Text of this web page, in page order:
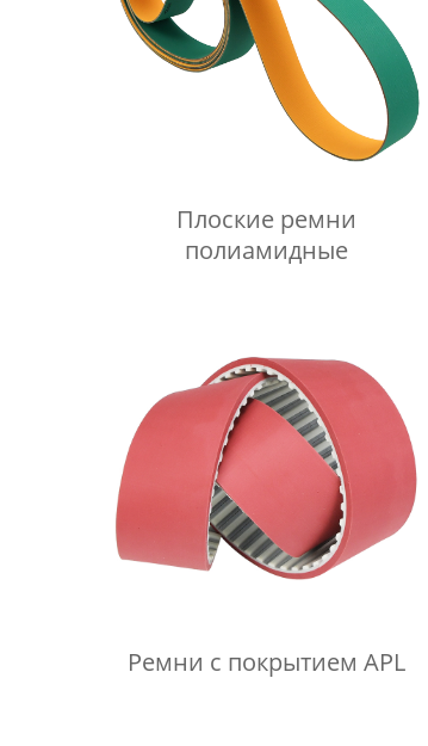
Плоские ремни
полиамидные
Ремни с покрытием APL